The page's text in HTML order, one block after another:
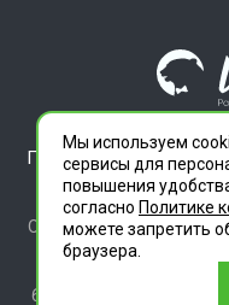
ГЛАВДЕЗЦЕНТР
знаком.
ООО "СЛУЖБА
ОБЛАСТЬ Г.
66/0161566). Место
Мы используем
сервисы для
повышения
согласно Политике
можете запретить
браузера.